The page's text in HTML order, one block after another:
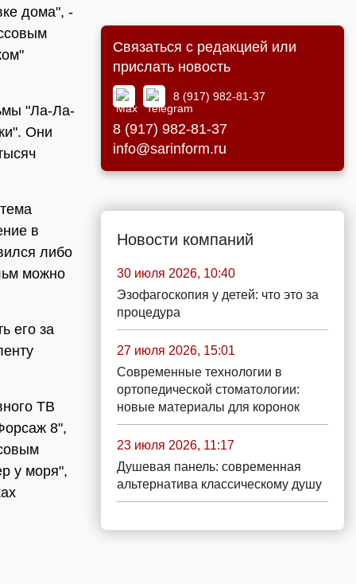
дома", -
"Ла-Ла-
Они
в
либо
можно
его за
ТВ
8",
у моря",
Связаться с редакцией или
прислать новость
8 (917) 982-81-37
8 (917) 982-81-37
info@sarinform.ru
Новости компаний
30 июля 2026, 10:40
Эзофагоскопия у детей: что это за
процедура
27 июля 2026, 15:01
Современные технологии в
ортопедической стоматологии:
новые материалы для коронок
23 июля 2026, 11:17
Душевая панель: современная
альтернатива классическому душу